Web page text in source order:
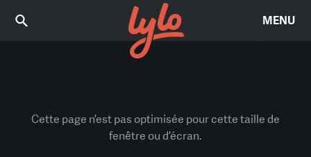
MENU
Cette page n’est pas optimisée pour cette taille de
fenêtre ou d’écran.